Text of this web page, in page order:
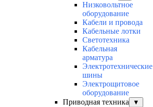
Низковольтное
оборудование
Кабели и провода
Кабельные лотки
Светотехника
Кабельная
арматура
Электротехнические
шины
Электрощитовое
оборудование
Приводная техника
▼